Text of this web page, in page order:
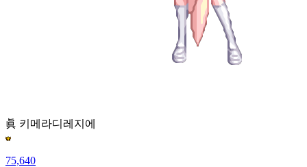
眞 키메라디레지에
75,640